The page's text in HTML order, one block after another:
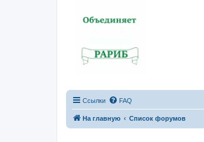
Ссылки FAQ
На главную Список форумов